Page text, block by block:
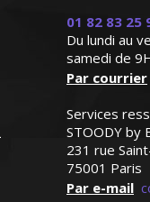
de
01 82 83 25
Du lundi au
samedi de
Par courrier
Services
STOODY by
231 rue
75001 Paris
Par e-mail